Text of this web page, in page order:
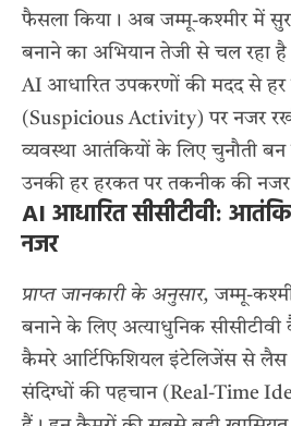
फैसला किया। अब जम्मू-कश्मीर में
बनाने का अभियान तेजी से चल
AI आधारित उपकरणों की मदद से हर
(Suspicious Activity) पर नजर
व्यवस्था आतंकियों के लिए चुनौती
उनकी हर हरकत पर तकनीक की
AI आधारित सीसीटीवी:
नजर
प्राप्त जानकारी के अनुसार, जम्मू-
बनाने के लिए अत्याधुनिक
कैमरे आर्टिफिशियल इंटेलिजेंस से लैस
संदिग्धों की पहचान (Real-Time